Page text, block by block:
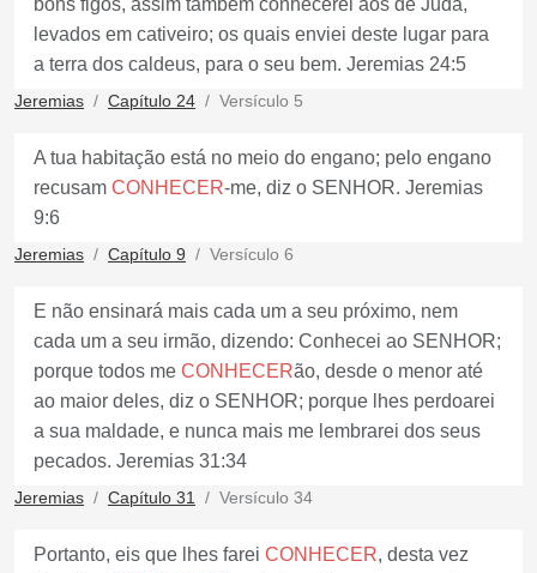
bons figos, assim também conhecerei aos de Judá,
levados em cativeiro; os quais enviei deste lugar para
a terra dos caldeus, para o seu bem. Jeremias 24:5
Jeremias Capítulo 24 Versículo 5
A tua habitação está no meio do engano; pelo engano
recusam CONHECER-me, diz o SENHOR. Jeremias
9:6
Jeremias Capítulo 9 Versículo 6
E não ensinará mais cada um a seu próximo, nem
cada um a seu irmão, dizendo: Conhecei ao SENHOR;
porque todos me CONHECERão, desde o menor até
ao maior deles, diz o SENHOR; porque lhes perdoarei
a sua maldade, e nunca mais me lembrarei dos seus
pecados. Jeremias 31:34
Jeremias Capítulo 31 Versículo 34
Portanto, eis que lhes farei CONHECER, desta vez